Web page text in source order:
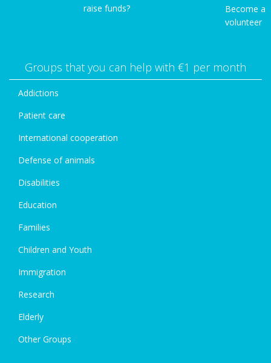
raise funds?
Become a
volunteer
Groups that you can help with €1 per month
Addictions
Patient care
International cooperation
Defense of animals
Disabilities
Education
Families
Children and Youth
Immigration
Research
Elderly
Other Groups